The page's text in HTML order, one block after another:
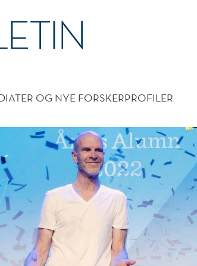
OG NYE FORSKERPROFILER